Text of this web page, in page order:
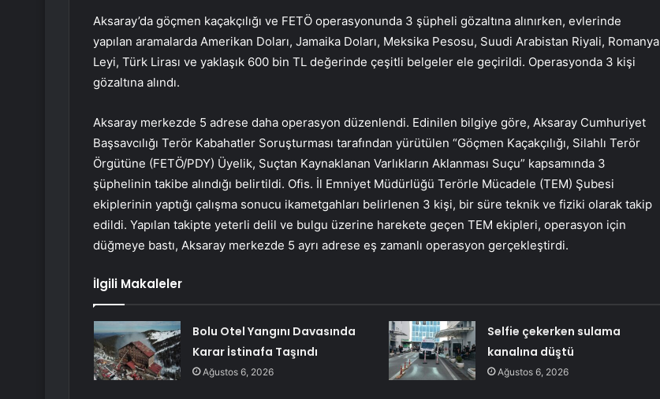
Aksaray’da göçmen kaçakçılığı ve FETÖ operasyonunda 3 şüpheli gözaltına alınırken, evlerinde
yapılan aramalarda Amerikan Doları, Jamaika Doları, Meksika Pesosu, Suudi Arabistan Riyali, Romanya
Leyi, Türk Lirası ve yaklaşık 600 bin TL değerinde çeşitli belgeler ele geçirildi. Operasyonda 3 kişi
gözaltına alındı.
Aksaray merkezde 5 adrese daha operasyon düzenlendi. Edinilen bilgiye göre, Aksaray Cumhuriyet
Başsavcılığı Terör Kabahatler Soruşturması tarafından yürütülen “Göçmen Kaçakçılığı, Silahlı Terör
Örgütüne (FETÖ/PDY) Üyelik, Suçtan Kaynaklanan Varlıkların Aklanması Suçu” kapsamında 3
şüphelinin takibe alındığı belirtildi. Ofis. İl Emniyet Müdürlüğü Terörle Mücadele (TEM) Şubesi
ekiplerinin yaptığı çalışma sonucu ikametgahları belirlenen 3 kişi, bir süre teknik ve fiziki olarak takip
edildi. Yapılan takipte yeterli delil ve bulgu üzerine harekete geçen TEM ekipleri, operasyon için
düğmeye bastı, Aksaray merkezde 5 ayrı adrese eş zamanlı operasyon gerçekleştirdi.
İlgili Makaleler
Bolu Otel Yangını Davasında
Karar İstinafa Taşındı
Ağustos 6, 2026
Selfie çekerken sulama
kanalına düştü
Ağustos 6, 2026